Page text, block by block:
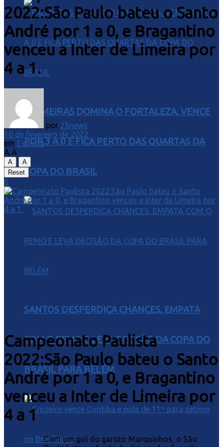
PALMEIRAS DOMINA O FORTALEZA, VENCE
POR 3 A 0 E FICA PERTO DAS QUARTAS DA
COPA DO BRASIL
SANTOS DESPERDIÇA CHANCES, EMPATA
COM O REMO E LEVA DECISÃO DA COPA DO
BRASIL PARA BELÉM
2022:São Paulo bateu o Santo
André por 1 a 0, e Bragantino
venceu a Inter de Limeira por
4 a 1.
por 25news
10 de fevereiro de 2022
em Esporte
A A
A
A
Reset
0
Campeonato Paulista
2022:São Paulo bateu o Santo
André por 1 a 0, e Bragantino
venceu a Inter de Limeira por
4 a 1
Com um gol do garoto Marquinhos, o São